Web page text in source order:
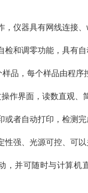
仪器具有网线连接
和调零功能，具有自
品，每个样品由程序
作界面，读数直观、
者自动打印，检测完
强、光源可控、可以
，并可随时与计算